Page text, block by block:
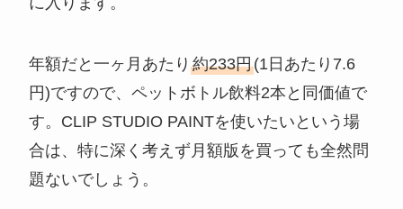
年額だと一ヶ月あたり約233円(1日あたり7.6
円)ですので、ペットボトル飲料2本と同価値で
す。CLIP STUDIO PAINTを使いたいという場
合は、特に深く考えず月額版を買っても全然問
題ないでしょう。